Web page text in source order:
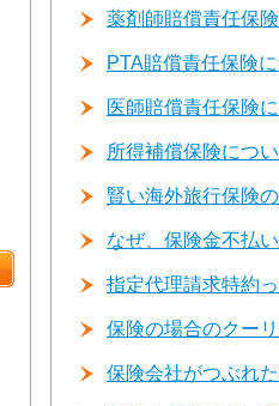
薬剤師賠償責任保
PTA賠償責任保険
医師賠償責任保険
所得補償保険につ
賢い海外旅行保険
なぜ、保険金不払
指定代理請求特約
保険の場合のクー
保険会社がつぶれ